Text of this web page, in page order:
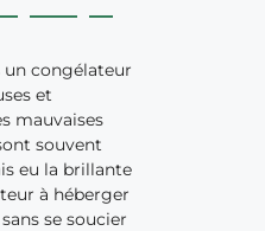
un congélateur
et
mauvaises
souvent
eu la brillante
à héberger
se soucier